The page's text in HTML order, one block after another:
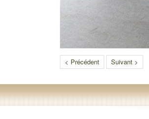
< Précédent Suivant >